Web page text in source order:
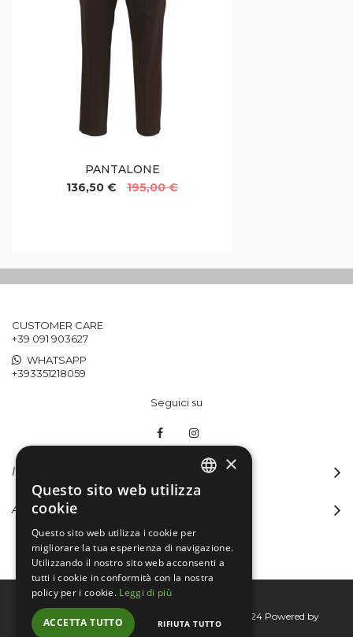
PANTALONE
136,50 €
195,00 €
CUSTOMER CARE
+39 091 903627
WHATSAPP
+393351218059
Seguici su
INFORMAZIONI
ACCOUNT
Bertini group srl © 2015-2026 - P.I. 06076830824 Powered by
Connecta
×
Questo sito web utilizza
cookie
Questo sito web utilizza i cookie per
migliorare la tua esperienza di navigazione.
Utilizzando il nostro sito web acconsenti a
tutti i cookie in conformità con la nostra
policy per i cookie. Leggi di più
ACCETTA TUTTO RIFIUTA TUTTO